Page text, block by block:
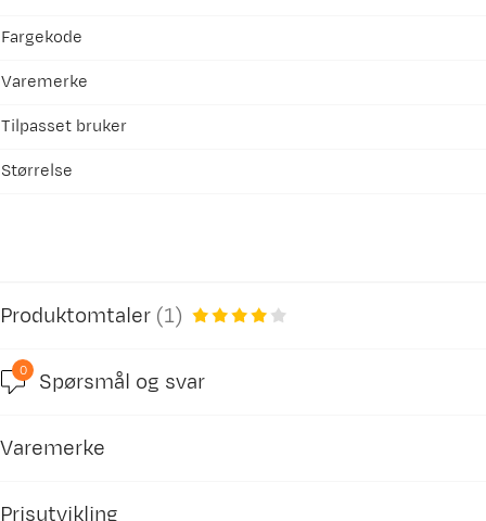
Fargekode
Varemerke
Tilpasset bruker
Størrelse
Produktomtaler (1)
4.0
0 Spørsmål og svar
Varemerke
Prisutvikling